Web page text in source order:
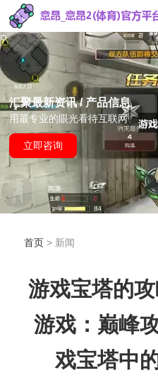
汇聚最新资讯 / 产品信息
用最专业的眼光看待互联网
立即咨询
首页> 新闻
游戏宝塔的
游戏：巅峰
戏宝塔中